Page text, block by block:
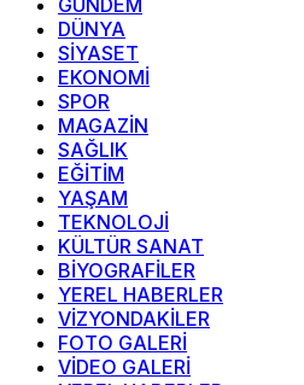
DÜNYA
SİYASET
EKONOMİ
SPOR
MAGAZİN
SAĞLIK
EĞİTİM
YAŞAM
TEKNOLOJİ
KÜLTÜR SANAT
BİYOGRAFİLER
YEREL HABERLER
VİZYONDAKİLER
FOTO GALERİ
VİDEO GALERİ